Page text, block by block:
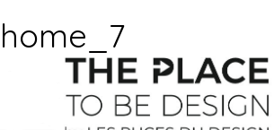
home_7